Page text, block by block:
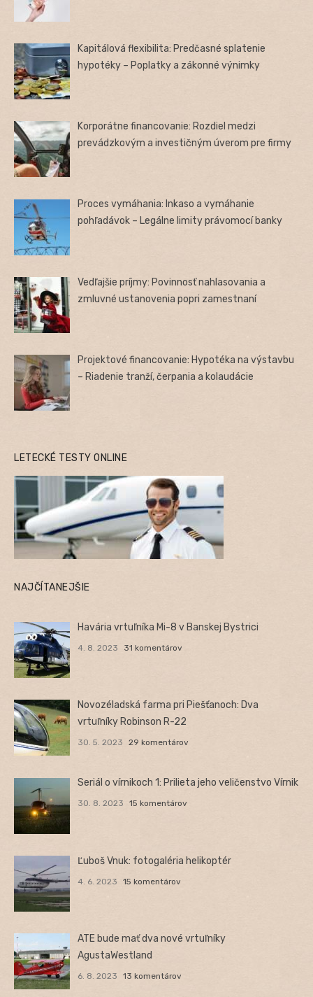
Kapitálová flexibilita: Predčasné splatenie
hypotéky – Poplatky a zákonné výnimky
Korporátne financovanie: Rozdiel medzi
prevádzkovým a investičným úverom pre firmy
Proces vymáhania: Inkaso a vymáhanie
pohľadávok – Legálne limity právomocí banky
Vedľajšie príjmy: Povinnosť nahlasovania a
zmluvné ustanovenia popri zamestnaní
Projektové financovanie: Hypotéka na výstavbu
– Riadenie tranží, čerpania a kolaudácie
LETECKÉ TESTY ONLINE
NAJČÍTANEJŠIE
Havária vrtuľníka Mi-8 v Banskej Bystrici
4. 8. 2023 31 komentárov
Novozéladská farma pri Piešťanoch: Dva
vrtuľníky Robinson R-22
30. 5. 2023 29 komentárov
Seriál o vírnikoch 1: Prilieta jeho veličenstvo Vírnik
30. 8. 2023 15 komentárov
Ľuboš Vnuk: fotogaléria helikoptér
4. 6. 2023 15 komentárov
ATE bude mať dva nové vrtuľníky
AgustaWestland
6. 8. 2023 13 komentárov